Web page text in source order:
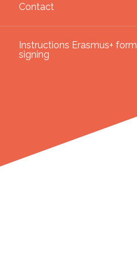
Contact
Instructions Erasmus+
signing